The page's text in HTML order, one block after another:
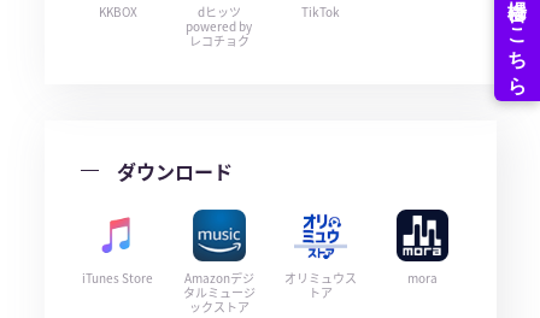
KKBOX
dヒッツ
powered by
レコチョク
TikTok
ダウンロード
iTunes Store
Amazonデジ
タルミュージ
ックストア
オリミュウス
トア
mora